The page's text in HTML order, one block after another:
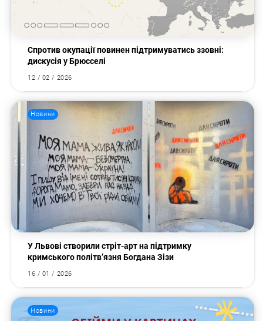
Спротив окупації повинен підтримуватись ззовні:
дискусія у Брюсселі
12 / 02 / 2026
Новини
У Львові створили стріт-арт на підтримку
кримського політв’язня Богдана Зізи
16 / 01 / 2026
Новини